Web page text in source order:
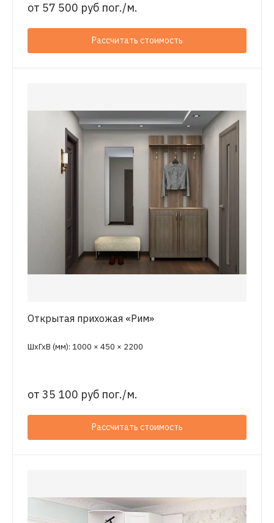
от 57 500 руб пог./м.
Рассчитать стоимость
Открытая прихожая «Рим»
ШхГхВ (мм): 1000 × 450 × 2200
от 35 100 руб пог./м.
Рассчитать стоимость